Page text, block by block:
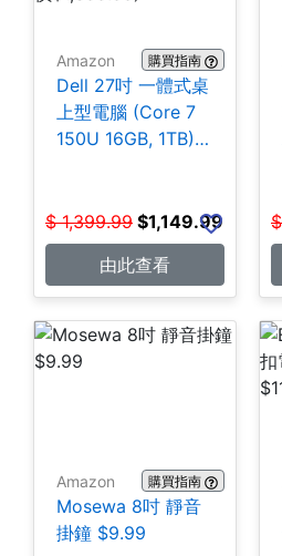
Amazon 購買指南
Dell 27吋 一體式桌
上型電腦 (Core 7
150U 16GB, 1TB)
$ 1,399.99 $1,149.99
由此查看
$
Amazon 購買指南
Mosewa 8吋 靜音
掛鐘 $9.99